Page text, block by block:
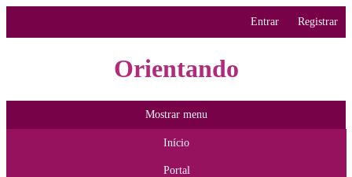
Entrar Registrar
Orientando
Mostrar menu
Início
Portal